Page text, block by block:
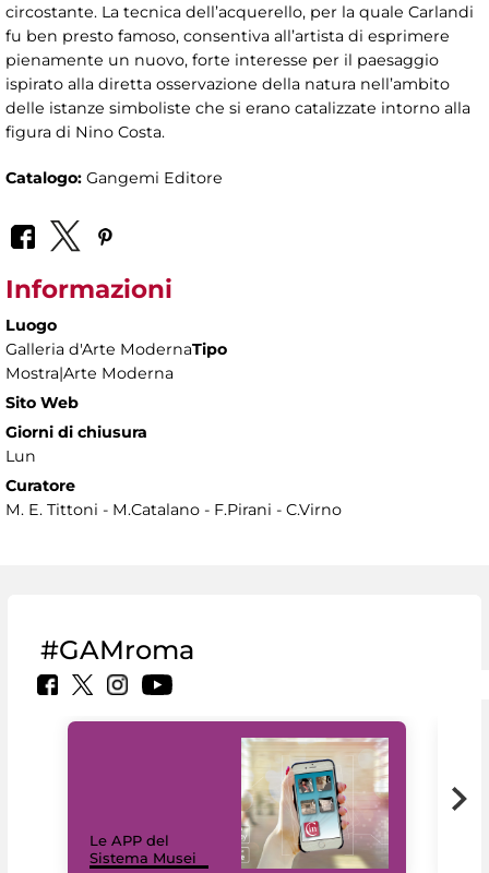
circostante. La tecnica dell’acquerello, per la quale Carlandi
fu ben presto famoso, consentiva all’artista di esprimere
pienamente un nuovo, forte interesse per il paesaggio
ispirato alla diretta osservazione della natura nell’ambito
delle istanze simboliste che si erano catalizzate intorno alla
figura di Nino Costa.
Catalogo: Gangemi Editore
Informazioni
Luogo
Galleria d'Arte ModernaTipo
Mostra|Arte Moderna
Sito Web
Giorni di chiusura
Lun
Curatore
M. E. Tittoni - M.Catalano - F.Pirani - C.Virno
#GAMroma
Le APP del
Sistema Musei